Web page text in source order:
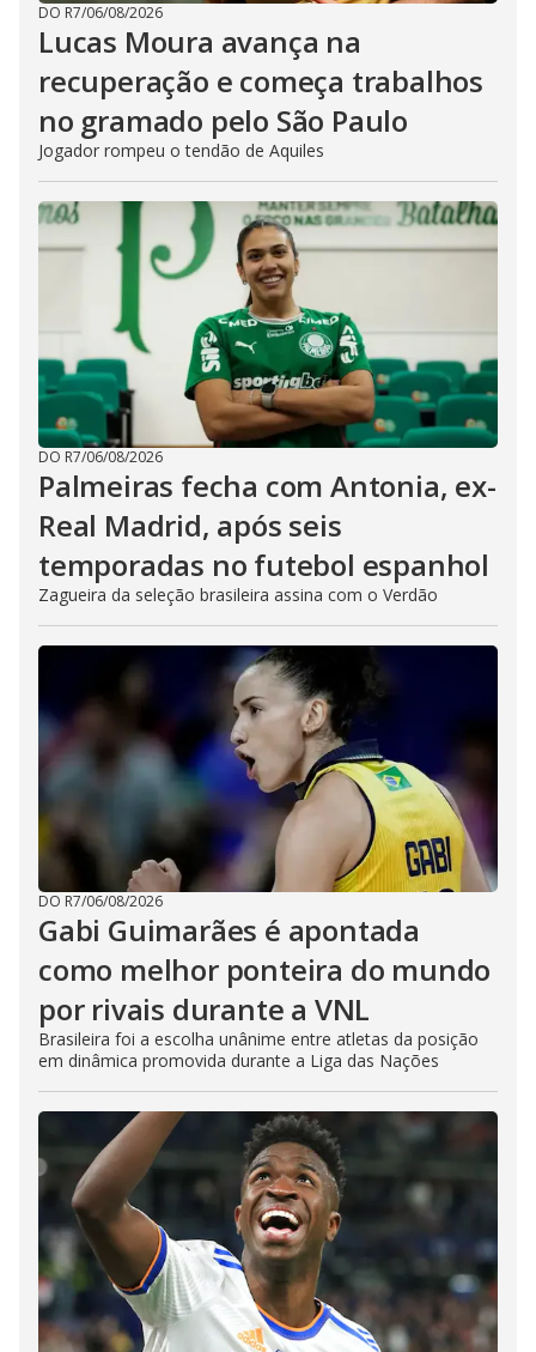
DO R7/06/08/2026
Lucas Moura avança na
recuperação e começa trabalhos
no gramado pelo São Paulo
Jogador rompeu o tendão de Aquiles
DO R7/06/08/2026
Palmeiras fecha com Antonia, ex-
Real Madrid, após seis
temporadas no futebol espanhol
Zagueira da seleção brasileira assina com o Verdão
DO R7/06/08/2026
Gabi Guimarães é apontada
como melhor ponteira do mundo
por rivais durante a VNL
Brasileira foi a escolha unânime entre atletas da posição
em dinâmica promovida durante a Liga das Nações